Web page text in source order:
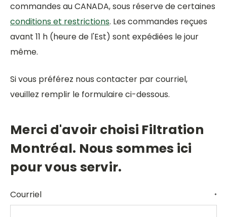
commandes au CANADA, sous réserve de certaines
conditions et restrictions. Les commandes reçues
avant 11 h (heure de l'Est) sont expédiées le jour
même.
Si vous préférez nous contacter par courriel,
veuillez remplir le formulaire ci-dessous.
Merci d'avoir choisi Filtration
Montréal. Nous sommes ici
pour vous servir.
Courriel *